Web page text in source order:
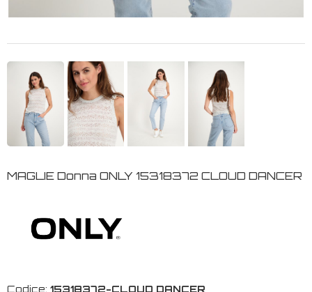
MAGLIE Donna ONLY 15318372 CLOUD DANCER
Codice: 15318372-CLOUD DANCER